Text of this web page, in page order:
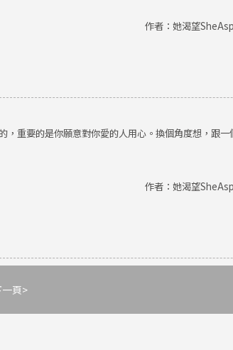
作者：她渴望
重要的是你願意對你愛的人用心。換個角度想，跟一
作者：她渴望
頁>